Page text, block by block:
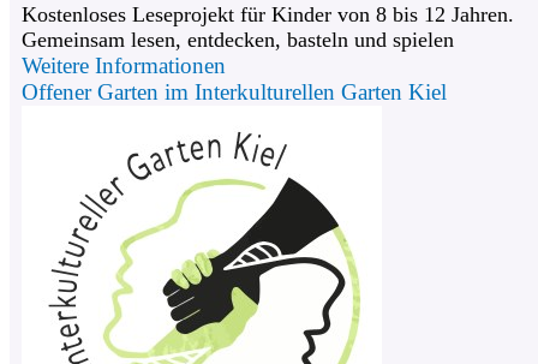
Kostenloses Leseprojekt für Kinder von 8 bis 12 Jahren.
Gemeinsam lesen, entdecken, basteln und spielen
Weitere Informationen
Offener Garten im Interkulturellen Garten Kiel